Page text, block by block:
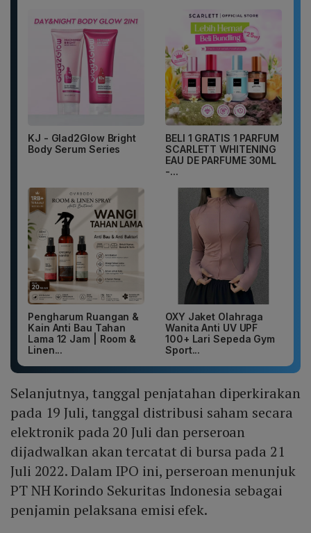
KJ - Glad2Glow Bright
Body Serum Series
BELI 1 GRATIS 1 PARFUM
SCARLETT WHITENING
EAU DE PARFUME 30ML
-...
Pengharum Ruangan &
Kain Anti Bau Tahan
Lama 12 Jam | Room &
Linen...
OXY Jaket Olahraga
Wanita Anti UV UPF
100+ Lari Sepeda Gym
Sport...
Selanjutnya, tanggal penjatahan diperkirakan
pada 19 Juli, tanggal distribusi saham secara
elektronik pada 20 Juli dan perseroan
dijadwalkan akan tercatat di bursa pada 21
Juli 2022. Dalam IPO ini, perseroan menunjuk
PT NH Korindo Sekuritas Indonesia sebagai
penjamin pelaksana emisi efek.